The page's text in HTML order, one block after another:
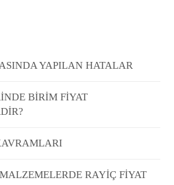
YAPILAN HATALAR
BİRİM FİYAT
RAYİÇ FİYAT